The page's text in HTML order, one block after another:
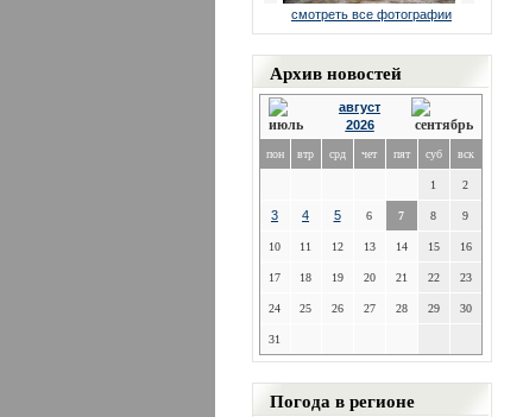
смотреть все фотографии
Архив новостей
август
2026
пон втр срд чет пят суб вск
1 2
3 4 5 6 7 8 9
10 11 12 13 14 15 16
17 18 19 20 21 22 23
24 25 26 27 28 29 30
31
Погода в регионе